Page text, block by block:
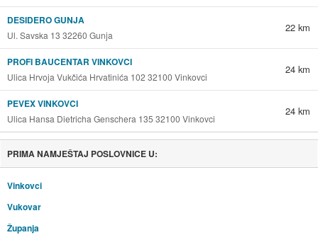
DESIDERO GUNJA
Ul. Savska 13 32260 Gunja
22 km
PROFI BAUCENTAR VINKOVCI
Ulica Hrvoja Vukčića Hrvatinića 102 32100 Vinkovci
24 km
PEVEX VINKOVCI
Ulica Hansa Dietricha Genschera 135 32100 Vinkovci
24 km
PRIMA NAMJEŠTAJ POSLOVNICE U:
Vinkovci
Vukovar
Županja